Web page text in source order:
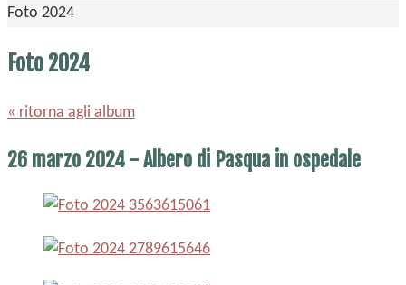
Home
Foto 2024
Foto 2024
« ritorna agli album
26 marzo 2024 - Albero di Pasqua in ospedale